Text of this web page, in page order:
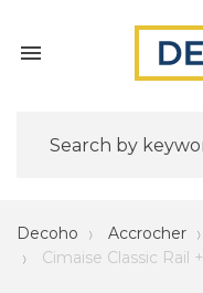

Decoho Accrocher
Cimaise Classic Rail +